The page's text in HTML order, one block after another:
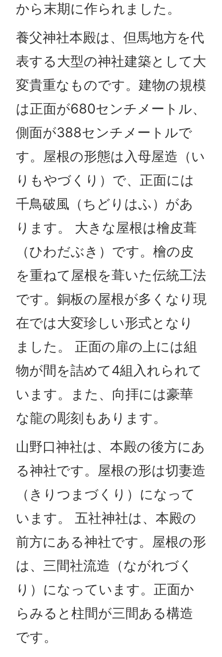
から末期に作られました。
養父神社本殿は、但馬地方を代
表する大型の神社建築として大
変貴重なものです。建物の規模
は正面が680センチメートル、
側面が388センチメートルで
す。屋根の形態は入母屋造（い
りもやづくり）で、正面には
千鳥破風（ちどりはふ）があ
ります。 大きな屋根は檜皮葺
（ひわだぶき）です。檜の皮
を重ねて屋根を葺いた伝統工法
です。銅板の屋根が多くなり現
在では大変珍しい形式となり
ました。 正面の扉の上には組
物が間を詰めて4組入れられて
います。また、向拝には豪華
な龍の彫刻もあります。
山野口神社は、本殿の後方にあ
る神社です。屋根の形は切妻造
（きりつまづくり）になって
います。 五社神社は、本殿の
前方にある神社です。屋根の形
は、三間社流造（ながれづく
り）になっています。正面か
らみると柱間が三間ある構造
です。